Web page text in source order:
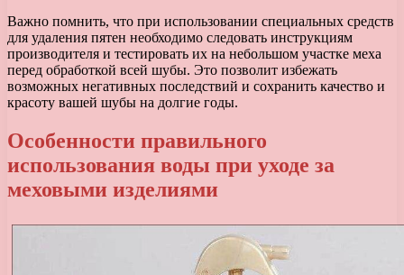
Важно помнить, что при использовании специальных средств
для удаления пятен необходимо следовать инструкциям
производителя и тестировать их на небольшом участке меха
перед обработкой всей шубы. Это позволит избежать
возможных негативных последствий и сохранить качество и
красоту вашей шубы на долгие годы.
Особенности правильного
использования воды при уходе за
меховыми изделиями